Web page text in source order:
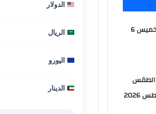
درجات الحرارة المتوقعة غدًا الخميس 6
الطقس
الدولار
الريال
اليورو
الدينار